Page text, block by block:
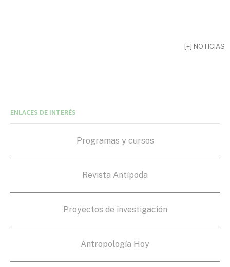
[+] NOTICIAS
ENLACES DE INTERÉS
Programas y cursos
Revista Antípoda
Proyectos de investigación
Antropología Hoy